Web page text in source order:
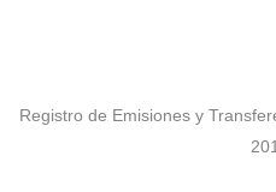
Registro de Emisiones y